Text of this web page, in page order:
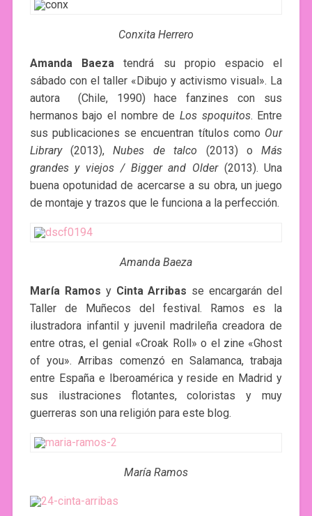
Conxita Herrero
Amanda Baezatendrá su propio espacio el
sábado con el taller «Dibujo y activismo visual». La
autora (Chile, 1990) hace fanzines con sus
hermanos bajo el nombre deLos spoquitos. Entre
sus publicaciones se encuentran títulos como Our
Library(2013),Nubes de talco (2013) oMás
grandes y viejos / Bigger and Older(2013). Una
buena opotunidad de acercarse a su obra, un juego
de montaje y trazos que le funciona a la perfección.
Amanda Baeza
María Ramos y Cinta Arribas se encargarán del
Taller de Muñecos del festival. Ramos es la
ilustradora infantil y juvenil madrileña creadora de
entre otras, el genial «Croak Roll» o el zine «Ghost
of you». Arribas comenzó en Salamanca, trabaja
entre España e Iberoamérica y reside en Madrid y
sus ilustraciones flotantes, coloristas y muy
guerreras son una religión para este blog.
María Ramos